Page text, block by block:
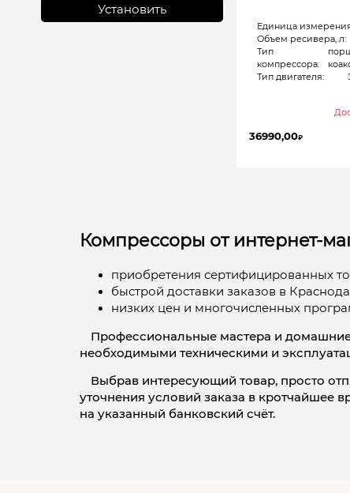
Единица
Объем ресивера, л:
Тип
компрессора:
Тип двигателя:
36990,00₽
Установить
Компрессоры от интернет-
приобретения сертифицированных
быстрой доставки заказов в
низких цен и многочисленных
Профессиональные мастера и
необходимыми техническими и
Выбрав интересующий товар, просто
уточнения условий заказа в кротчайшее
на указанный банковский счёт.